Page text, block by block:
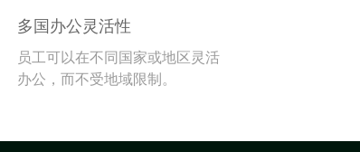
多国办公灵活性
员工可以在不同国家或地区灵活
办公，而不受地域限制。